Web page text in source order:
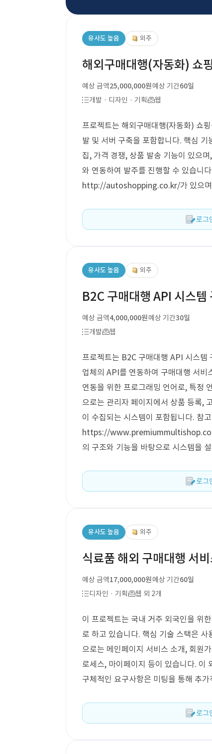
유사도 높음 외주
해외구매대행(자동화) 쇼
예상 금액25,000,000원예상 기간60일
개발 · 디자인 · 기획
웹
프로젝트는 해외구매대행(자동화) 쇼
발 및 서버 구축을 포함합니다. 핵심
집, 가격 경쟁, 상품 발송 기능이 있으
와 연동하여 발주를 진행할 수 있습
http://autoshopping.co.kr/가 있으며,
로그
유사도 높음 외주
B2C 구매대행 API 시스템
예상 금액4,000,000원예상 기간30일
개발
웹
프로젝트는 B2C 구매대행 API 시스템
업체의 API를 연동하여 구매대행 서
연동을 위한 프로그래밍 언어로, 특정
으로는 관리자 페이지에서 상품 등록,
이 수집되는 시스템이 포함됩니다. 참
https://
의 구조와 기능을 바탕으로 시스템을
로그
유사도 높음 외주
식료품 해외 구매대행 서
예상 금액17,000,000원예상 기간60일
디자인 · 기획
웹 외 2개
이 프로젝트는 국내 거주 외국인을 위
로 하고 있습니다. 핵심 기술 스택은
으로는 메인페이지 서비스 소개, 회원
로세스, 마이페이지 등이 있습니다. 이
구체적인 요구사항은 미팅을 통해 추
로그